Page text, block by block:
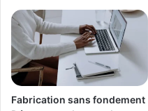
Fabrication sans fondement